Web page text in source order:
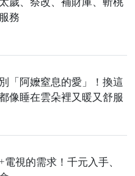
務
「阿嬤窒息的愛」！換這
像睡在雲朵裡又暖又舒服
視的需求！千元入手、